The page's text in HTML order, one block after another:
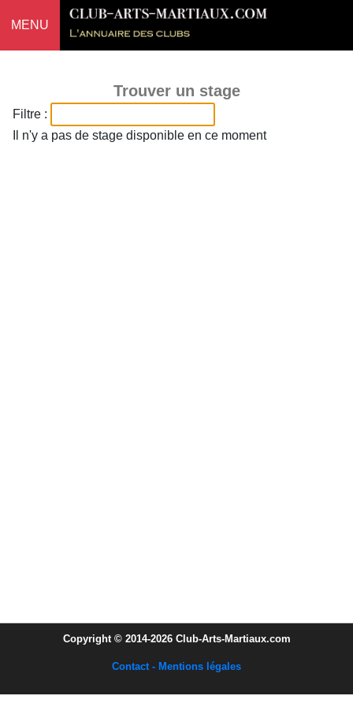
MENU
Trouver un stage
Filtre :
Il n'y a pas de stage disponible en ce moment
Copyright © 2014-2026 Club-Arts-Martiaux.com
Contact - Mentions légales